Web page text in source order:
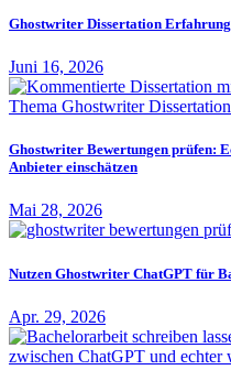
Ghostwriter Dissertation
Juni 16, 2026
Ghostwriter Bewertungen prüfen:
Anbieter einschätzen
Mai 28, 2026
Nutzen Ghostwriter ChatGPT für
Apr. 29, 2026